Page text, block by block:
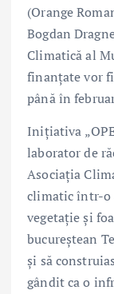
(Orange
Bogdan
Climatică al
finanțate vor
până în
Inițiativa
laborator de
Asociația
climatic într-o
vegetație și
bucureștean
și să
gândit ca o